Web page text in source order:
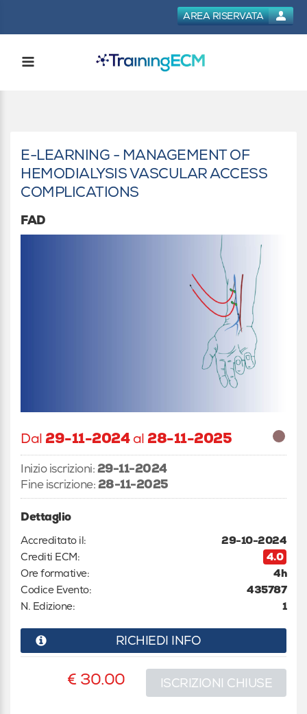
AREA RISERVATA
E-LEARNING - MANAGEMENT OF
HEMODIALYSIS VASCULAR ACCESS
COMPLICATIONS
FAD
Dal 29-11-2024al 28-11-2025
Inizio iscrizioni:29-11-2024
Fine iscrizione:28-11-2025
Dettaglio
Accreditato il:
29-10-2024
Crediti ECM:
4.0
Ore formative:
4h
Codice Evento:
435787
N. Edizione:
1
RICHIEDI INFO
ISCRIZIONI CHIUSE
€ 30.00